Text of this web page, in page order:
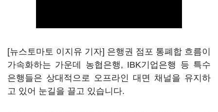
[뉴스토마토 이지유 기자] 은행권 점포 통폐합 흐름이
가속화하는 가운데 농협은행, IBK기업은행 등 특수
은행들은 상대적으로 오프라인 대면 채널을 유지하
고 있어 눈길을 끌고 있습니다.